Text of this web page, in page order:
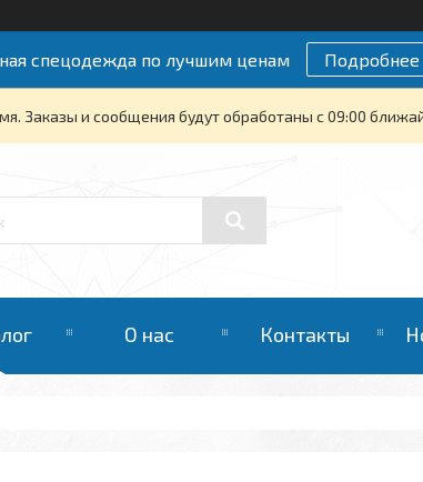
спецодежда по лучшим ценам Подробнее
Заказы и сообщения будут обработаны с 09:00
О нас Контакты